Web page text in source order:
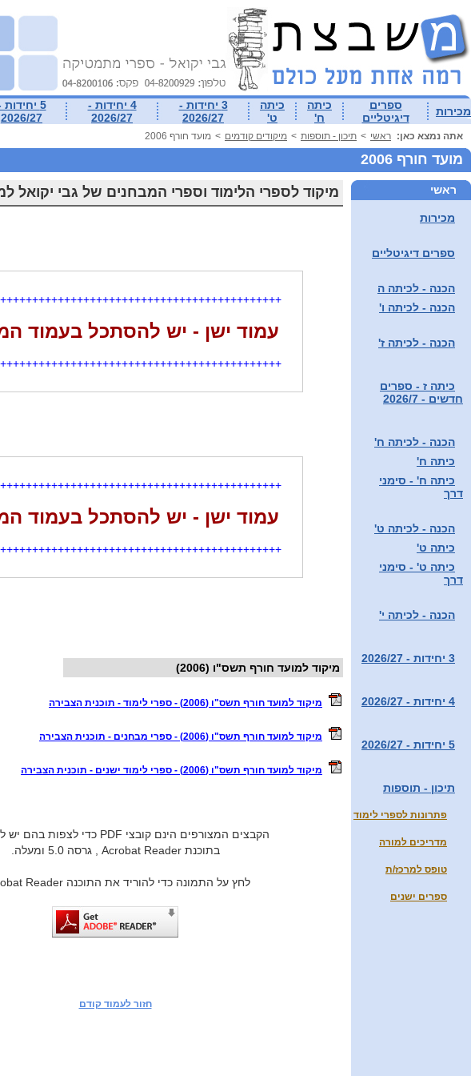
מכירות
ספרים
דיגיטליים
כיתה
ח'
כיתה
ט'
3 יחידות -
2026/27
4 יחידות -
2026/27
5 יחידות
2026/27
אתה נמצא כאן: ראשי > תיכון - תוספות > מיקודים קודמים > מועד חורף 2006
מועד חורף 2006
ראשי
מכירות
ספרים דיגיטליים
הכנה - לכיתה ה
הכנה - לכיתה ו'
הכנה - לכיתה ז'
כיתה ז - ספרים
חדשים - 2026/7
הכנה - לכיתה ח'
כיתה ח'
כיתה ח' - סימני
דרך
הכנה - לכיתה ט'
כיתה ט'
כיתה ט' - סימני
דרך
הכנה - לכיתה י'
3 יחידות - 2026/27
4 יחידות - 2026/27
5 יחידות - 2026/27
תיכון - תוספות
פתרונות לספרי לימוד
מדריכים למורה
טופס למרכז/ת
ספרים ישנים
מיקוד לספרי הלימוד וספרי המבחנים של גבי יקואל
עמוד ישן - יש להסתכל בעמוד
עמוד ישן - יש להסתכל בעמוד
מיקוד למועד חורף תשס"ו (2006)
מיקוד למועד חורף תשס"ו (2006) - ספרי לימוד - תוכנית הצבירה
מיקוד למועד חורף תשס"ו (2006) - ספרי מבחנים - תוכנית הצבירה
מיקוד למועד חורף תשס"ו (2006) - ספרי לימוד ישנים - תוכנית הצבירה
הקבצים המצורפים הינם קובצי PDF כדי לצפות בהם יש להשתמש
בתוכנת Acrobat Reader , גרסה 5.0 ומעלה.
לחץ על התמונה כדי להוריד את התוכנה Acrobat Reader:
חזור לעמוד קודם